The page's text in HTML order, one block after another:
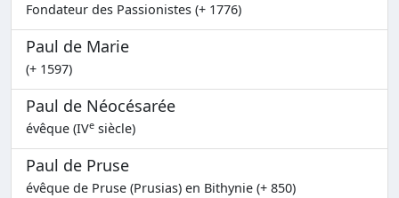
Fondateur des Passionistes (+ 1776)
Paul de Marie
(+ 1597)
Paul de Néocésarée
évêque (IVe siècle)
Paul de Pruse
évêque de Pruse (Prusias) en Bithynie (+ 850)